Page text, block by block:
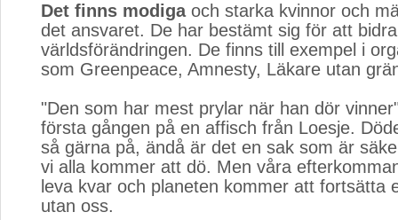
Det finns modigaoch starka kvinnor och
det ansvaret. De har bestämt sig för att
världsförändringen. De finns till exempel i
som Greenpeace, Amnesty, Läkare utan
"Den som har mest prylar när han dör
första gången på en affisch från Loesje.
så gärna på, ändå är det en sak som är
vi alla kommer att dö. Men våra
leva kvar och planeten kommer att fortsätta
utan oss.